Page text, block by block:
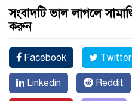
সংবাদটি ভাল লাগলে
করুন
Facebook Twitter
Linkedin Reddit